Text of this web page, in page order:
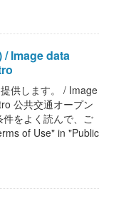
/ Image data
供します。 / Image
公共交通オープン
をよく読んで、ご
of Use" in "Public